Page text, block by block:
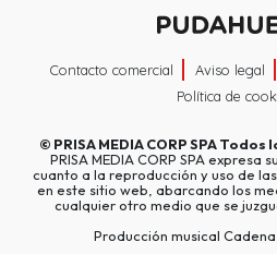
Contacto comercial Aviso legal
Política de
© PRISA MEDIA CORP SPATodos
PRISA MEDIA CORP SPA expresa
cuanto a la reproducción y uso de
en este sitio web, abarcando los
cualquier otro medio que se
Producción musical